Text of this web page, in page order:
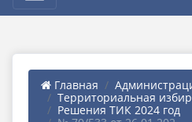
Главная
Территориальная
Решения ТИК 2024 год